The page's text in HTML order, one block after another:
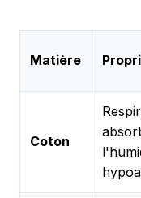
Matière
Coton